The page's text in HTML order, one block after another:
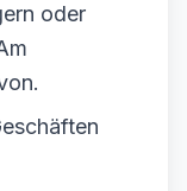
oder